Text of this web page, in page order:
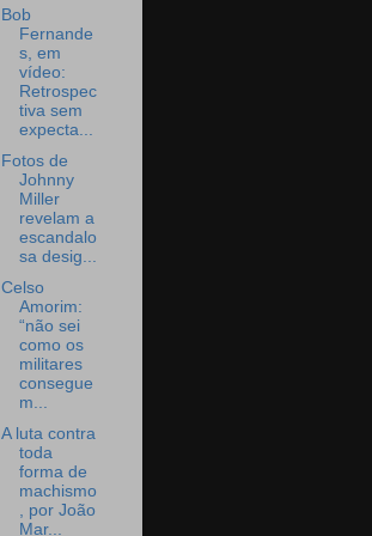
Bob
Fernande
s, em
vídeo:
Retrospec
tiva sem
expecta...
Fotos de
Johnny
Miller
revelam a
escandalo
sa desig...
Celso
Amorim:
“não sei
como os
militares
consegue
m...
A luta contra
toda
forma de
machismo
, por João
Mar...